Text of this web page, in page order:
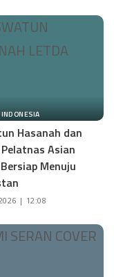
Hasanah dan
Asian
Menuju
| 12:08